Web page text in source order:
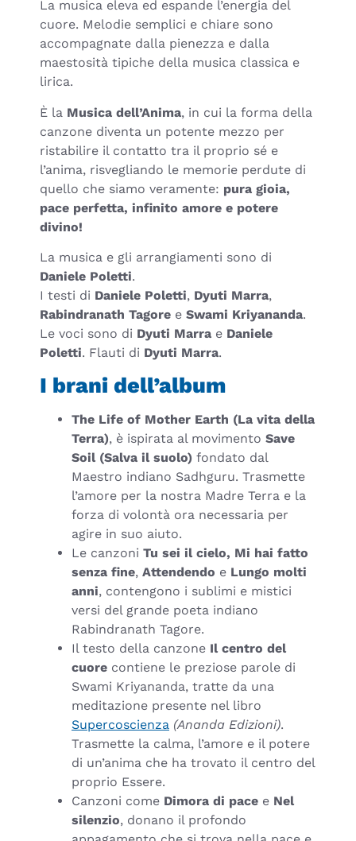
La musica eleva ed espande l’energia del
cuore. Melodie semplici e chiare sono
accompagnate dalla pienezza e dalla
maestosità tipiche della musica classica e
lirica.
È la Musica dell’Anima, in cui la forma della
canzone diventa un potente mezzo per
ristabilire il contatto tra il proprio sé e
l’anima, risvegliando le memorie perdute di
quello che siamo veramente: pura gioia,
pace perfetta, infinito amore e potere
divino!
La musica e gli arrangiamenti sono di
Daniele Poletti.
I testi di Daniele Poletti, Dyuti Marra,
Rabindranath Tagore e Swami Kriyananda.
Le voci sono di Dyuti Marra e Daniele
Poletti. Flauti di Dyuti Marra.
I brani dell’album
The Life of Mother Earth (La vita della
Terra), è ispirata al movimento Save
Soil (Salva il suolo) fondato dal
Maestro indiano Sadhguru. Trasmette
l’amore per la nostra Madre Terra e la
forza di volontà ora necessaria per
agire in suo aiuto.
Le canzoni Tu sei il cielo, Mi hai fatto
senza fine, Attendendo e Lungo molti
anni, contengono i sublimi e mistici
versi del grande poeta indiano
Rabindranath Tagore.
Il testo della canzone Il centro del
cuore contiene le preziose parole di
Swami Kriyananda, tratte da una
meditazione presente nel libro
Supercoscienza (Ananda Edizioni).
Trasmette la calma, l’amore e il potere
di un’anima che ha trovato il centro del
proprio Essere.
Canzoni come Dimora di pace e Nel
silenzio, donano il profondo